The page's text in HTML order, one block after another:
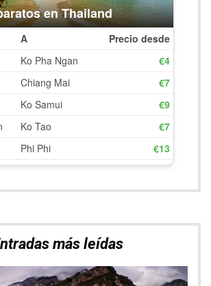
más leídas